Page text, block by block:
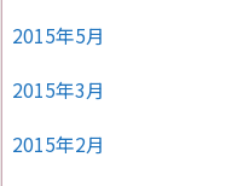
2015年5月
2015年3月
2015年2月